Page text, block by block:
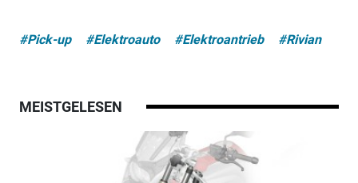
#Pick-up #Elektroauto #Elektroantrieb #Rivian
MEISTGELESEN